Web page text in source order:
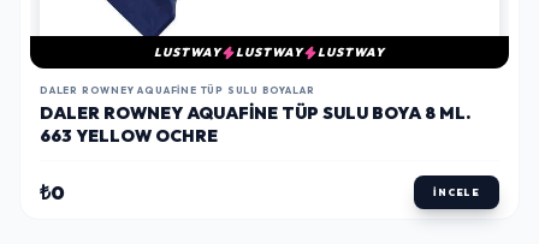
LUSTWAY LUSTWAY LUSTWAY
DALER ROWNEY AQUAFINE TÜP SULU BOYALAR
DALER ROWNEY AQUAFINE TÜP SULU BOYA 8 ML.
663 YELLOW OCHRE
₺0 İNCELE